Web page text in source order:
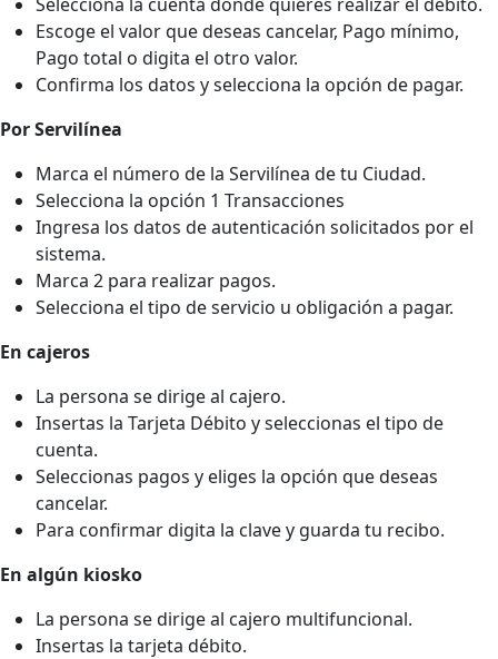
Escoge el valor que deseas cancelar, Pago mínimo,
Pago total o digita el otro valor.
Confirma los datos y selecciona la opción de pagar.
Por Servilínea
Marca el número de la Servilínea de tu Ciudad.
Selecciona la opción 1 Transacciones
Ingresa los datos de autenticación solicitados por el
sistema.
Marca 2 para realizar pagos.
Selecciona el tipo de servicio u obligación a pagar.
En cajeros
La persona se dirige al cajero.
Insertas la Tarjeta Débito y seleccionas el tipo de
cuenta.
Seleccionas pagos y eliges la opción que deseas
cancelar.
Para confirmar digita la clave y guarda tu recibo.
En algún kiosko
La persona se dirige al cajero multifuncional.
Insertas la tarjeta débito.